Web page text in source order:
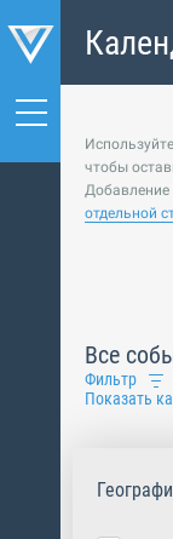
чтобы
отдельной
Все
Фильтр
Показать